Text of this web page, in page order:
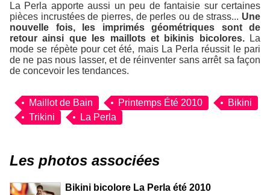
La Perla apporte aussi un peu de fantaisie sur certaines
pièces incrustées de pierres, de perles ou de strass... Une
nouvelle fois, les imprimés géométriques sont de
retour ainsi que les maillots et bikinis bicolores.La
mode se répète pour cet été, mais La Perla réussit le pari
de ne pas nous lasser, et de réinventer sans arrêt sa façon
de concevoir les tendances.
Maillot de Bain Printemps Été 2010
Bikini
Trikini
La Perla
Les photos associées
Bikini bicolore La Perla été 2010